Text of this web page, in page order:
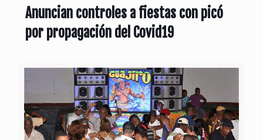
Anuncian controles a fiestas con picó
por propagación del Covid19